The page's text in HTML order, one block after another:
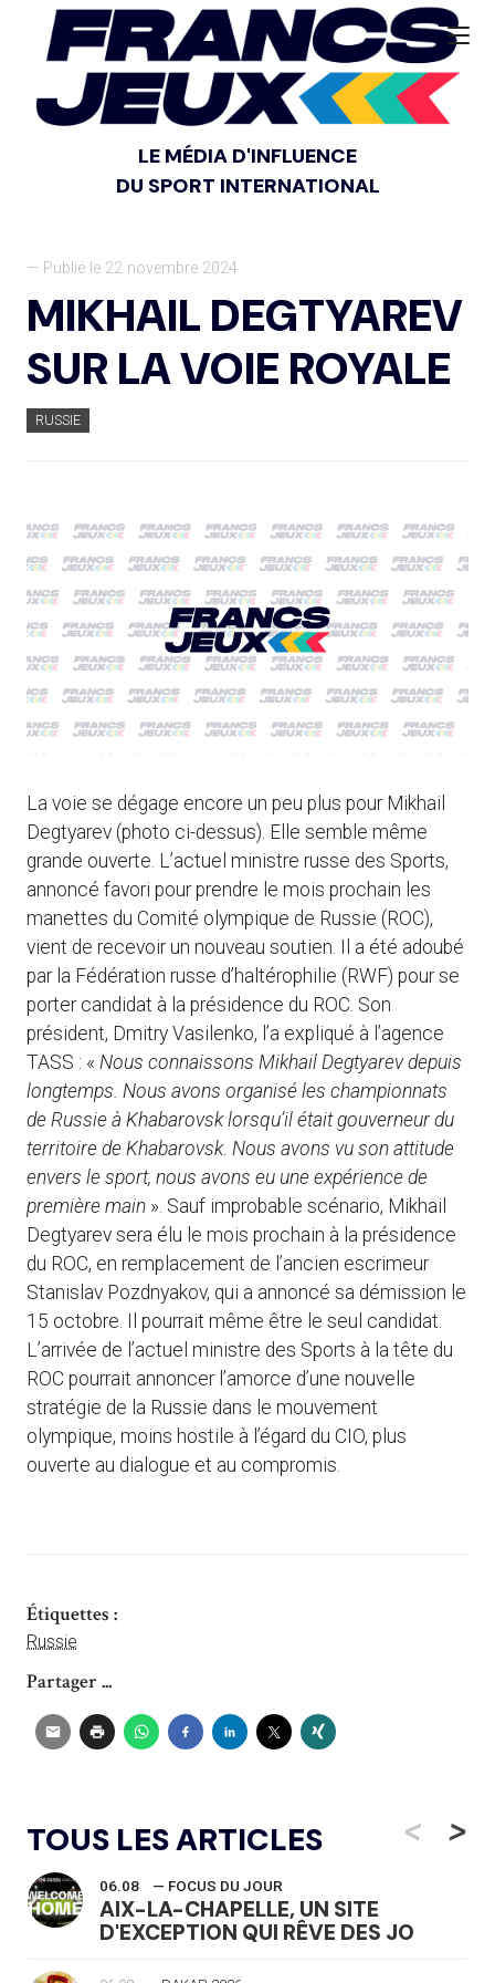
LE MÉDIA D'INFLUENCE
DU SPORT INTERNATIONAL
— Publié le 22 novembre 2024
MIKHAIL DEGTYAREV
SUR LA VOIE ROYALE
RUSSIE
La voie se dégage encore un peu plus pour Mikhail
Degtyarev (photo ci-dessus). Elle semble même
grande ouverte. L’actuel ministre russe des Sports,
annoncé favori pour prendre le mois prochain les
manettes du Comité olympique de Russie (ROC),
vient de recevoir un nouveau soutien. Il a été adoubé
par la Fédération russe d’haltérophilie (RWF) pour se
porter candidat à la présidence du ROC. Son
président, Dmitry Vasilenko, l’a expliqué à l’agence
TASS : « Nous connaissons Mikhail Degtyarev depuis
longtemps. Nous avons organisé les championnats
de Russie à Khabarovsk lorsqu’il était gouverneur du
territoire de Khabarovsk. Nous avons vu son attitude
envers le sport, nous avons eu une expérience de
première main ». Sauf improbable scénario, Mikhail
Degtyarev sera élu le mois prochain à la présidence
du ROC, en remplacement de l’ancien escrimeur
Stanislav Pozdnyakov, qui a annoncé sa démission le
15 octobre. Il pourrait même être le seul candidat.
L’arrivée de l’actuel ministre des Sports à la tête du
ROC pourrait annoncer l’amorce d’une nouvelle
stratégie de la Russie dans le mouvement
olympique, moins hostile à l’égard du CIO, plus
ouverte au dialogue et au compromis.
Étiquettes :
Russie
Partager ...
TOUS LES ARTICLES <
06.08 — FOCUS DU JOUR
AIX-LA-CHAPELLE, UN SITE
D'EXCEPTION QUI RÊVE DES JO
>